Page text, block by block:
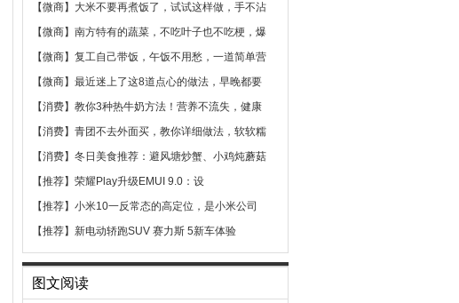
【微商】 大米不要再煮饭了，试试这样做，手不沾
【微商】 南方特有的蔬菜，不吃叶子也不吃梗，爆
【微商】 复工自己带饭，午饭不用愁，一道简单营
【微商】 最近迷上了这8道点心的做法，早晚都要
【消费】 教你3种热牛奶方法！营养不流失，健康
【消费】 青团不去外面买，教你详细做法，软软糯
【消费】 冬日美食推荐：避风塘炒蟹、小鸡炖蘑菇
【推荐】 荣耀Play升级EMUI 9.0：设
【推荐】 小米10一反常态的高定位，是小米公司
【推荐】 新电动轿跑SUV 赛力斯 5新车体验
图文阅读